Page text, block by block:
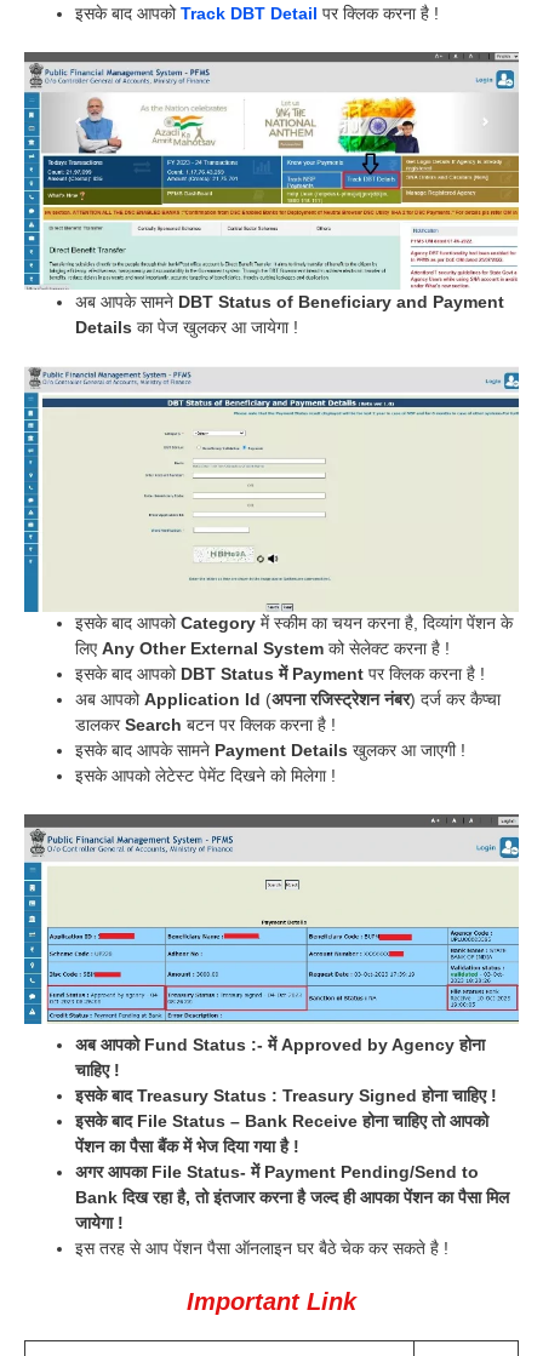
इसके बाद आपकोTrack DBT Detail पर क्लिक करना है !
अब आपके सामने DBT Status of Beneficiary and Payment
Details का पेज खुलकर आ जायेगा !
इसके बाद आपकोCategory में स्कीम का चयन करना है, दिव्यांग पेंशन के
लिएAny Other External System को सेलेक्ट करना है !
इसके बाद आपको DBT Status में Payment पर क्लिक करना है !
अब आपकोApplication Id (अपना रजिस्ट्रेशन नंबर) दर्ज कर कैप्चा
डालकरSearch बटन पर क्लिक करना है !
इसके बाद आपके सामने Payment Details खुलकर आ जाएगी !
इसके आपको लेटेस्ट पेमेंट दिखने को मिलेगा !
अब आपको Fund Status :- में Approved by Agency होना
चाहिए !
इसके बाद Treasury Status : Treasury Signed होना चाहिए !
इसके बाद File Status – Bank Receive होना चाहिए तो आपको
पेंशन का पैसा बैंक में भेज दिया गया है !
अगर आपका File Status- में Payment Pending/Send to
Bank दिख रहा है, तो इंतजार करना है जल्द ही आपका पेंशन का पैसा मिल
जायेगा !
इस तरह से आप पेंशन पैसा ऑनलाइन घर बैठे चेक कर सकते है !
Important Link